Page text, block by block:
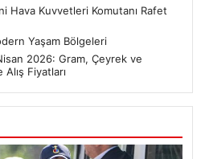
Hava Kuvvetleri Komutanı Rafet
Yaşam Bölgeleri
2026: Gram, Çeyrek ve
Alış Fiyatları